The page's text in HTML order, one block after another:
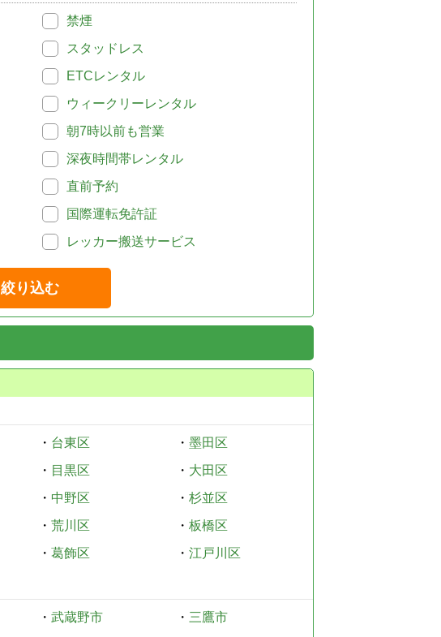
禁煙
スタッドレス
ETCレンタル
ウィークリーレンタル
朝7時以前も営業
深夜時間帯レンタル
直前予約
国際運転免許証
レッカー搬送サービス
絞り込む
・ 台東区 ・ 墨田区
・ 目黒区 ・ 大田区
・ 中野区 ・ 杉並区
・ 荒川区 ・ 板橋区
・ 葛飾区 ・ 江戸川区
・ 武蔵野市 ・ 三鷹市